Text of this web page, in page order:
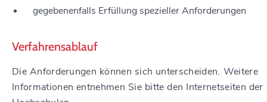
gegebenenfalls Erfüllung spezieller Anforderungen
Verfahrensablauf
Die Anforderungen können sich unterscheiden. Weitere
Informationen entnehmen Sie bitte den Internetseiten der